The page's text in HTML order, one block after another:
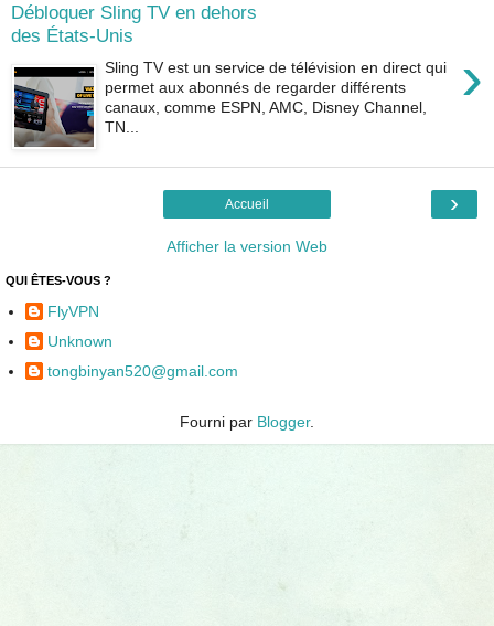
Débloquer Sling TV en dehors
des États-Unis
›
Sling TV est un service de télévision en direct qui
permet aux abonnés de regarder différents
canaux, comme ESPN, AMC, Disney Channel,
TN...
›
Accueil
Afficher la version Web
QUI ÊTES-VOUS ?
FlyVPN
Unknown
tongbinyan520@gmail.com
Fourni par Blogger.